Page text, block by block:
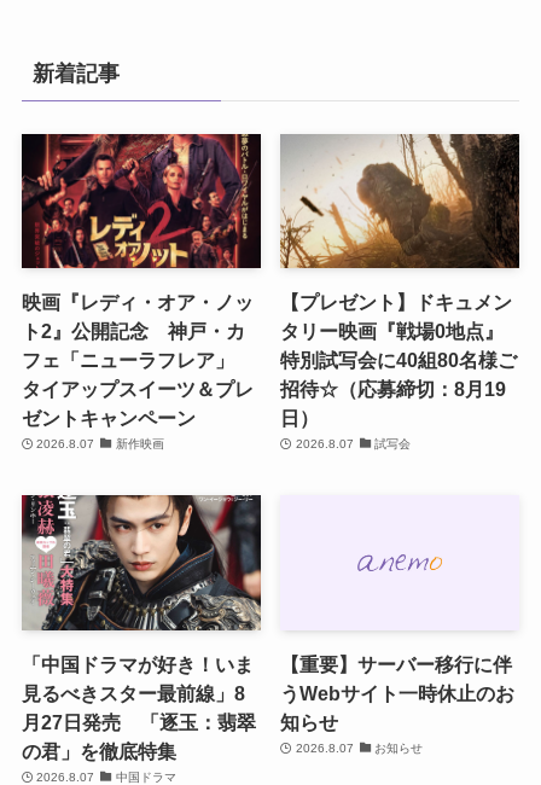
新着記事
映画『レディ・オア・ノッ
ト2』公開記念 神戸・カ
フェ「ニューラフレア」
タイアップスイーツ＆プレ
ゼントキャンペーン
2026.8.07 新作映画
【プレゼント】ドキュメン
タリー映画『戦場0地点』
特別試写会に40組80名様ご
招待☆（応募締切：8月19
日）
2026.8.07 試写会
「中国ドラマが好き！いま
見るべきスター最前線」8
月27日発売 「逐玉：翡翠
の君」を徹底特集
2026.8.07 中国ドラマ
【重要】サーバー移行に伴
うWebサイト一時休止のお
知らせ
2026.8.07 お知らせ